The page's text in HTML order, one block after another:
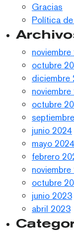
Gracias
Política
octubre
diciembre
octubre
junio 2024
mayo 2024
febrero
octubre
junio 2023
abril 2023